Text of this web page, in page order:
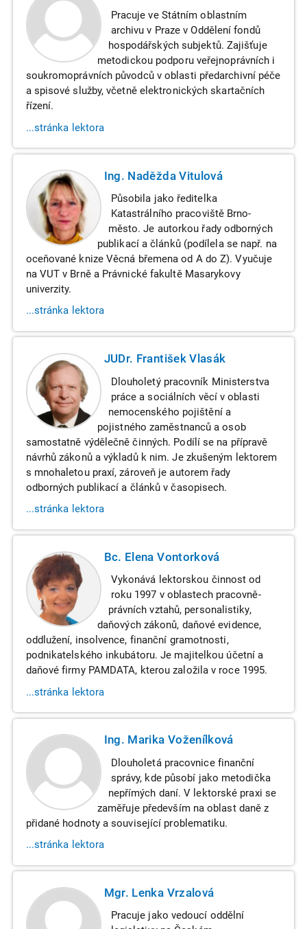
Pracuje ve Státním oblastním
archivu v Praze v Oddělení fondů
hospodářských subjektů. Zajišťuje
metodickou podporu veřejnoprávních i
soukromoprávních původců v oblasti předarchivní péče
a spisové služby, včetně elektronických skartačních
řízení.
...stránka lektora
Ing. Naděžda Vitulová
Působila jako ředitelka
Katastrálního pracoviště Brno-
město. Je autorkou řady odborných
publikací a článků (podílela se např. na
oceňované knize Věcná břemena od A do Z). Vyučuje
na VUT v Brně a Právnické fakultě Masarykovy
univerzity.
...stránka lektora
JUDr. František Vlasák
Dlouholetý pracovník Ministerstva
práce a sociálních věcí v oblasti
nemocenského pojištění a
pojistného zaměstnanců a osob
samostatně výdělečně činných. Podílí se na přípravě
návrhů zákonů a výkladů k nim. Je zkušeným lektorem
s mnohaletou praxí, zároveň je autorem řady
odborných publikací a článků v časopisech.
...stránka lektora
Bc. Elena Vontorková
Vykonává lektorskou činnost od
roku 1997 v oblastech pracovně-
právních vztahů, personalistiky,
daňových zákonů, daňové evidence,
oddlužení, insolvence, finanční gramotnosti,
podnikatelského inkubátoru. Je majitelkou účetní a
daňové firmy PAMDATA, kterou založila v roce 1995.
...stránka lektora
Ing. Marika Voženílková
Dlouholetá pracovnice finanční
správy, kde působí jako metodička
nepřímých daní. V lektorské praxi se
zaměřuje především na oblast daně z
přidané hodnoty a související problematiku.
...stránka lektora
Mgr. Lenka Vrzalová
Pracuje jako vedoucí oddělní